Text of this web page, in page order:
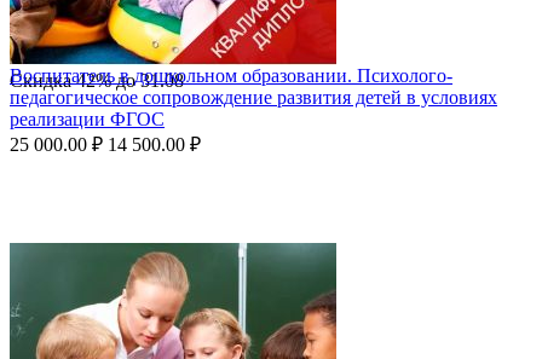
Скидка42%до31.08
Воспитатель в дошкольном образовании. Психолого-
педагогическое сопровождение развития детей в условиях
реализации ФГОС
25 000.00 ₽ 14 500.00 ₽